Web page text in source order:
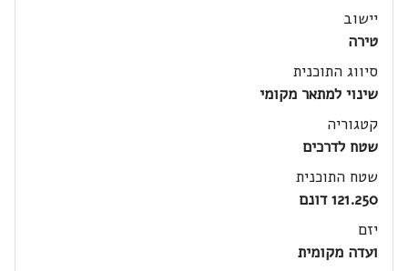
יישוב
טירה
סיווג התוכנית
שינוי למתאר מקומי
קטגוריה
שטח לדרכים
שטח התוכנית
121.250 דונם
יזם
ועדה מקומית